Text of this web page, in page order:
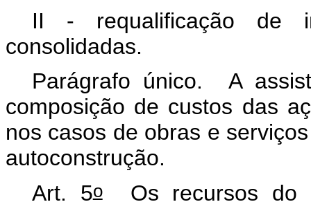
II - requalificação de
consolidadas.
Parágrafo único. A
composição de custos das
nos casos de obras e
autoconstrução.
Art. 5oOs recursos do